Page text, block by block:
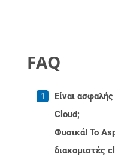
FAQ
Είναι
Cloud;
Φυσικά! Το
διακομιστές